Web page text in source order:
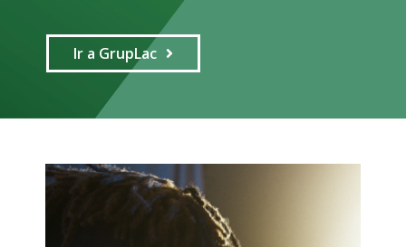
Ir a GrupLac